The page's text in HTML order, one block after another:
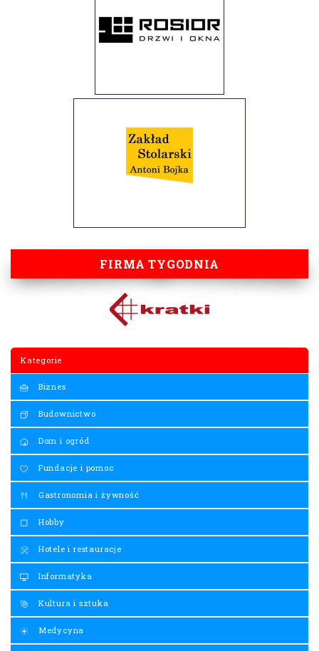
FIRMA TYGODNIA
Kategorie
Biznes
Budownictwo
Dom i ogród
Fundacje i pomoc
Gastronomia i żywność
Hobby
Hotele i restauracje
Informatyka
Kultura i sztuka
Medycyna